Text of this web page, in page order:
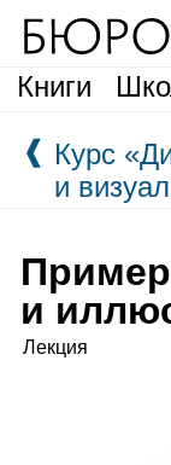
Книги
❰ Курс
и
и
Лекция